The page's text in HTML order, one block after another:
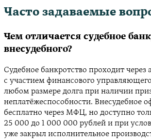
Часто задаваемые
Чем отличается судебное
внесудебного?
Судебное банкротство проходит
с участием финансового
любом размере долга при наличии
неплатёжеспособности. Внесудебное
бесплатно через МФЦ, но доступно
25 000 до 1 000 000 рублей и при
уже закрыл исполнительное